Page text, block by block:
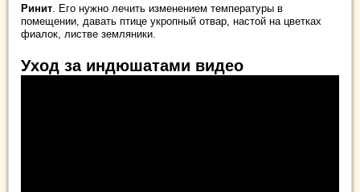
Ринит . Его нужно лечить изменением температуры в
помещении, давать птице укропный отвар, настой на цветках
фиалок, листве земляники.
Уход за индюшатами видео